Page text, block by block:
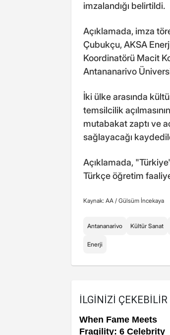
imzalandığı belirtildi.
Açıklamada, imza
Çubukçu, AKSA
Koordinatörü Macit
Antananarivo
İki ülke arasında
temsilcilik
mutabakat zaptı ve
sağlayacağı
Açıklamada,
Türkçe öğretim
Kaynak: AA / Gülsüm İncekaya
Antananarivo Kültür Sanat
Enerji